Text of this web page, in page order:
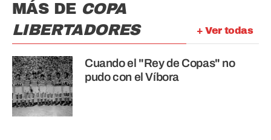
+ Ver todas
MÁS DE COPA
LIBERTADORES
Cuando el "Rey de Copas" no
pudo con el Víbora